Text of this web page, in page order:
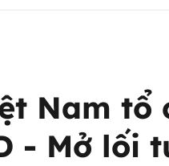
Nam tổ
- Mở lối